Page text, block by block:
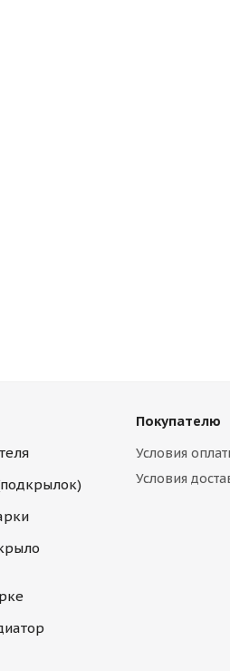
Покупателю
Условия
Условия